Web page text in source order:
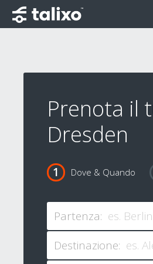
Prenota il
Dresden
Dove & Quando
Partenza:
Destinazione: